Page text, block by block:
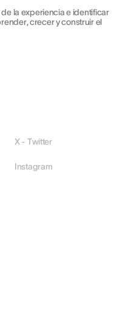
la experiencia e identificar
crecer y construir el
X - Twitter
Instagram